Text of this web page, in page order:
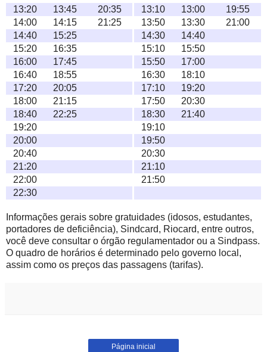
13:20
13:45 20:35 13:10 13:00
19:55
14:00
14:15 21:25 13:50 13:30
21:00
14:40
15:25 14:30
14:40
15:20
16:35 15:10
15:50
16:00
17:45 15:50
17:00
16:40
18:55 16:30
18:10
17:20
20:05 17:10
19:20
18:00
21:15 17:50
20:30
18:40
22:25 18:30
21:40
19:20
19:10
20:00
19:50
20:40
20:30
21:20
21:10
22:00
21:50
22:30
Informações gerais sobre gratuidades (idosos, estudantes,
portadores de deficiência), Sindcard, Riocard, entre outros,
você deve consultar o órgão regulamentador ou a Sindpass.
O quadro de horários é determinado pelo governo local,
assim como os preços das passagens (tarifas).
Página inicial